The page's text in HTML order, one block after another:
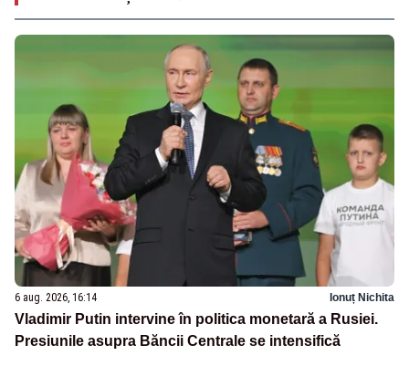
6 aug. 2026, 16:14 Ionuț Nichita
Vladimir Putin intervine în politica monetară a Rusiei.
Presiunile asupra Băncii Centrale se intensifică